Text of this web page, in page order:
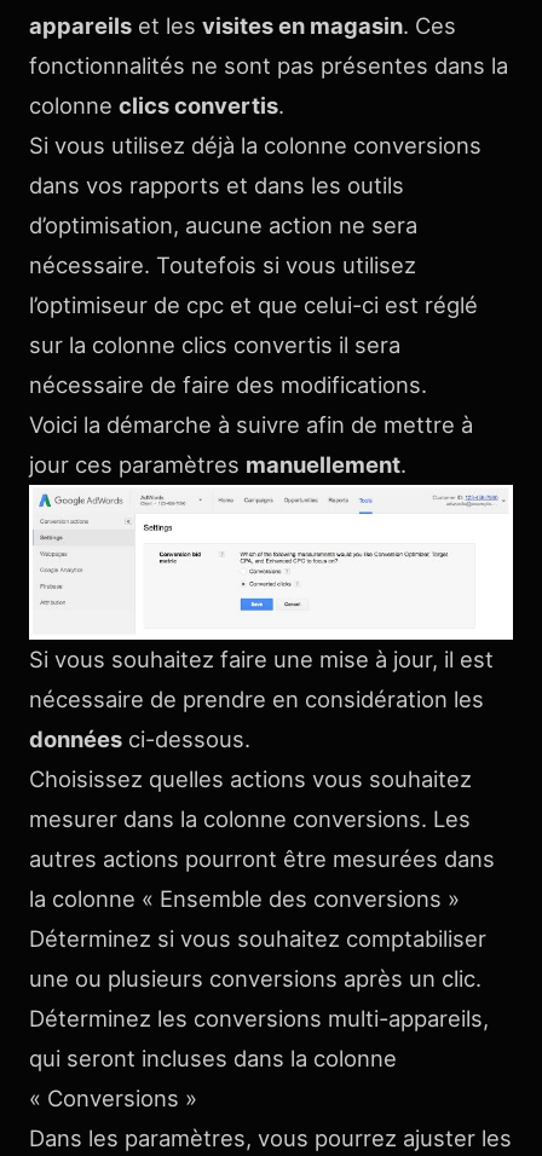
appareils et les visites en magasin. Ces
fonctionnalités ne sont pas présentes dans la
colonne clics convertis.
Si vous utilisez déjà la colonne conversions
dans vos rapports et dans les outils
d’optimisation, aucune action ne sera
nécessaire. Toutefois si vous utilisez
l’optimiseur de cpc et que celui-ci est réglé
sur la colonne clics convertis il sera
nécessaire de faire des modifications.
Voici la démarche à suivre afin de mettre à
jour ces paramètres manuellement.
Si vous souhaitez faire une mise à jour, il est
nécessaire de prendre en considération les
données ci-dessous.
Choisissez quelles actions vous souhaitez
mesurer dans la colonne conversions. Les
autres actions pourront être mesurées dans
la colonne « Ensemble des conversions »
Déterminez si vous souhaitez comptabiliser
une ou plusieurs conversions après un clic.
Déterminez les conversions multi-appareils,
qui seront incluses dans la colonne
« Conversions »
Dans les paramètres, vous pourrez ajuster les